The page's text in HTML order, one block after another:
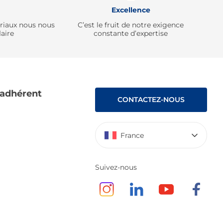
nous nous
Excellence
C’est le fruit de notre exigence
constante d’expertise
CONTACTEZ-NOUS
France
Suivez-nous